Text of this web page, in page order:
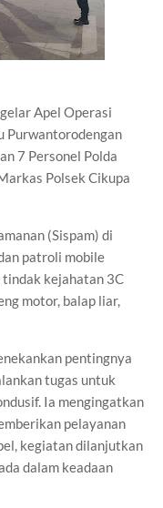
Apel Operasi
Purwantorodengan
7 Personel Polda
Polsek Cikupa
(Sispam) di
patroli mobile
tindak kejahatan 3C
motor, balap liar,
pentingnya
tugas untuk
Ia mengingatkan
pelayanan
kegiatan dilanjutkan
dalam keadaan